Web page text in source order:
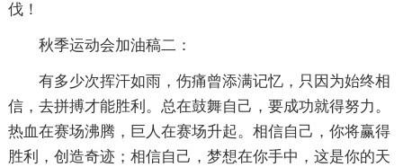
伐！
秋季运动会加油稿二：
有多少次挥汗如雨，伤痛曾添满记忆，只因为始终相
信，去拼搏才能胜利。总在鼓舞自己，要成功就得努力。
热血在赛场沸腾，巨人在赛场升起。相信自己，你将赢得
胜利，创造奇迹；相信自己，梦想在你手中，这是你的天